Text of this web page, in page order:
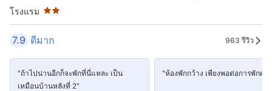
โรงแรม
7.9 ดีมาก 963 รีวิว
"ถ้าไปน่านอีกก็จะพักที่นี่แหละ เป็น
เหมือนบ้านหลังที่ 2"
"ห้องพักกว้าง เพียงพอต่อการพักผ่อ